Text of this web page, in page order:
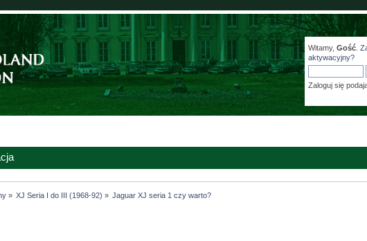
Witamy, Gość.
aktywacyjny?
Zaloguj się
» XJ Seria I do III (1968-92) » Jaguar XJ seria 1 czy warto?